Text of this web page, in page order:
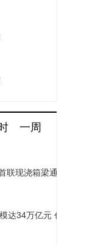
一周
联现浇箱梁通过首件验
达34万亿元 创历史新高